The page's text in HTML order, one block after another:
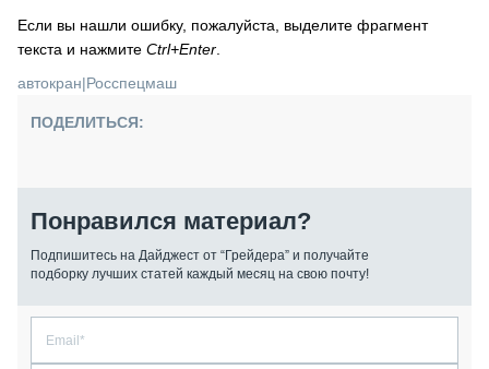
Если вы нашли ошибку, пожалуйста, выделите фрагмент
текста и нажмите Ctrl+Enter
автокран|Росспецмаш
ПОДЕЛИТЬСЯ:
Понравился материал?
Подпишитесь на Дайджест от “Грейдера” и получайте
подборку лучших статей каждый месяц на свою почту!